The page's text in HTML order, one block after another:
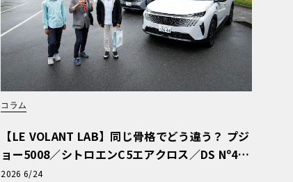
コラム
【LE VOLANT LAB】同じ骨格でどう違う？ プジ
ョー5008／シトロエンC5エアクロス／DS Nº4
読者一気乗りレポート
2026 6/24